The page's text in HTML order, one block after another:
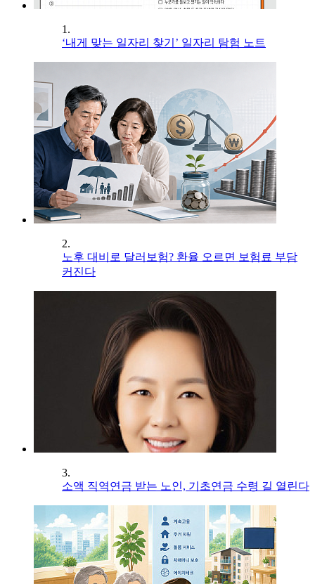
1.
‘내게 맞는 일자리 찾기’ 일자리 탐험 노트
2.
노후 대비로 달러보험? 환율 오르면 보험료 부담
커진다
3.
소액 직역연금 받는 노인, 기초연금 수령 길 열린다